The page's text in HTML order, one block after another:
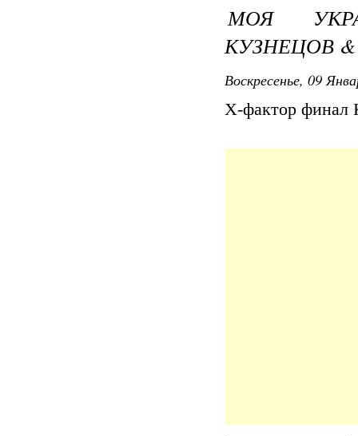
МОЯ
КУЗНЕЦОВ &
Воскресенье, 09
Х-фактор финал